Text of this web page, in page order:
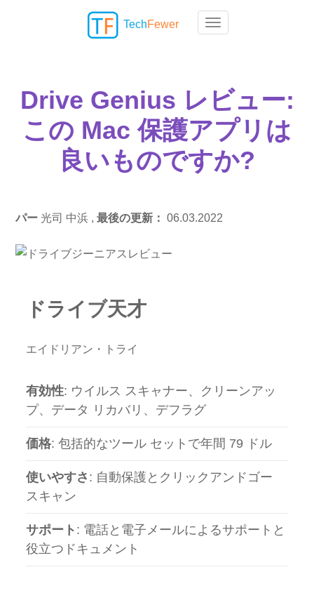
Toggle navigation
TechFewer
Drive Genius レビュー:
この Mac 保護アプリは
良いものですか?
パー 光司 中浜 ,最後の更新：06.03.2022
ドライブ天才
エイドリアン・トライ
有効性: ウイルス スキャナー、クリーンアッ
プ、データ リカバリ、デフラグ
価格: 包括的なツール セットで年間 79 ドル
使いやすさ : 自動保護とクリックアンドゴー
スキャン
サポート : 電話と電子メールによるサポートと
役立つドキュメント